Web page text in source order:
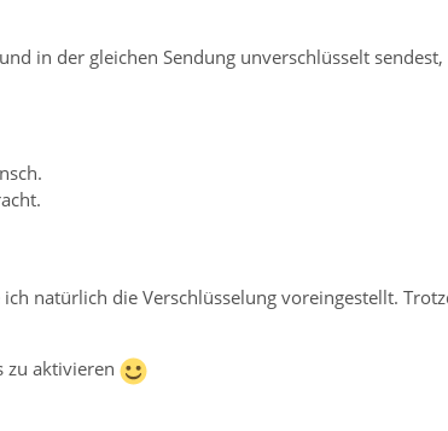
in der gleichen Sendung unverschlüsselt
natürlich die Verschlüsselung voreingestellt.
zu aktivieren